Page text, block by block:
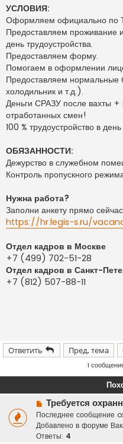
щ
е
н
е
УСЛОВИЯ:
Оформляем официально по
Предоставляем проживание
день трудоустройства.
Предоставляем форму.
Помогаем в оформлении
Предоставляем нормальные
холодильник и т.д.).
Деньги СРАЗУ после вахты
отработанных смен!
100 % трудоустройство в
ОБЯЗАННОСТИ:
Дежурство в служебном
Контроль пропускного
Нужна работа?
Заполни анкету прямо
https://hr.legis-s.ru/
Отдел кадров в Москве
+7 (499) 702-51-28
Отдел кадров в Санкт-
+7 (812) 507-88-11
Ответить Пред. тема
1
Н
о
в
о
Требуется
Последнее сообщение
Добавлено в форуме
Ответы: 4